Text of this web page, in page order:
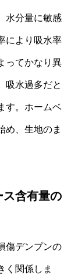
水分量に敏感
により吸水率
ってかなり異
吸水過多だと
す。ホームベ
め、生地のま
ス含有量の
傷デンプンの
く関係しま